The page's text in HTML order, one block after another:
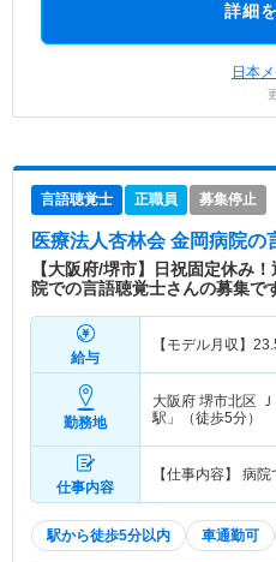
詳細
日本
言語聴覚士 正職員 募集停止
医療法人杏林会 金岡病院の
【大阪府/堺市】日祝固定休み
院での言語聴覚士さんの募集で
給与
【モデル月収】
勤務地
大阪府 堺市北区
駅」（徒歩5分）
仕事内容
【仕事内容】 病
駅から徒歩5分以内 車通勤可